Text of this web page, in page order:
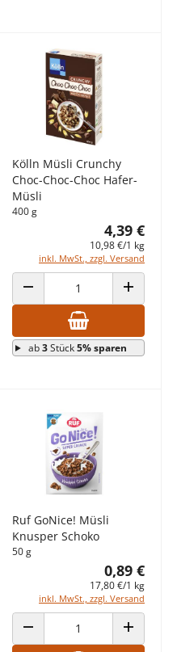
Kölln Müsli Crunchy
Choc-Choc-Choc Hafer-
Müsli
400 g
4,39 €
10,98 €/1 kg
inkl. MwSt., zzgl. Versand
ANZAHL VERRINGERN ANZAHL
ab3Stück5% sparen
Ruf GoNice! Müsli
Knusper Schoko
50 g
0,89 €
17,80 €/1 kg
inkl. MwSt., zzgl. Versand
ANZAHL VERRINGERN ANZAHL